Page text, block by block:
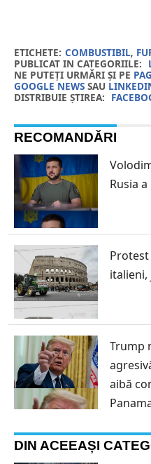
ETICHETE: COMBUSTIBIL,
PUBLICAT IN CATEGORIILE:
NE PUTEȚI URMĂRI ȘI PE
GOOGLE NEWSSAU
DISTRIBUIE ȘTIREA:
RECOMANDĂRI
Rusia
italieni,
Trump
aibă
DIN ACEEAȘI